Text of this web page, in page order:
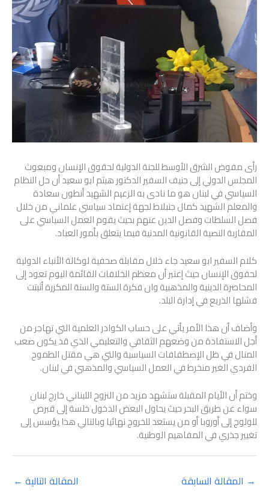
رأى مفوض الشرق الأوسط للجنة الدولية لحقوق الإنسان ومبعوث
المجلس الدولي إلى جنيف السفير الدكتور هيثم ابو سعيد أن حل النظام
السياسي في لبنان هو ما نادى به الزعيم الشهيد أنطون سعادة
والمعلم الشهيد كمال جنبلاط لجهة إعتماد سياسي علماني من خلال
فصل السلطات وفصل الدين عنهم بحيث يقوم العمل السياسي على
المقاربة النصية القانونية المدنية فيما يتعلق بأمور العباد.
كلام السفير ابو سعيد جاء خلال مقابلة صحفية لوكالة الأنباء الدولية
لحقوق الإنسان حيث إعتبر أن معظم الخلافات القائمة اليوم تعود إلى
المحاصرة الدينية والمذهبية وان فكرة الستة والسنة المكررة أثبتت
فشلها الذريع في إدارة البلد.
وأضاف أن هذا الأمر يأتي على حساب الكوادر العلمية التي تهاجر من
أجل الاستفادة من وضعهم الثقافي والتعليمي الذي قد يكون صعب
المنال في ظل الإصطفافات السياسية والتي هي مقتل الطموح
الفردي الغير منخرط في العمل السياسي والمذهبي في لبنان.
وختم أن الأيام المقبلة ستشهد مزيد من النزوح اللبناني خارج لبنان
سواء عن طريق البحر حيث يحاول البعض الدخول خلسة إلى قبرص
للولوج إلى أوروبا أو من يستعد للخروج نهائيا وبالتالي هذا يؤسس إلى
تغيير جذري في المفاهيم الوطنية.
→ المقالة السابقة المقالة التالية ←